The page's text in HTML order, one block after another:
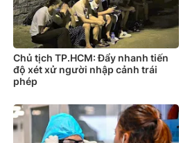
Chủ tịch TP.HCM: Đẩy nhanh tiến
độ xét xử người nhập cảnh trái
phép